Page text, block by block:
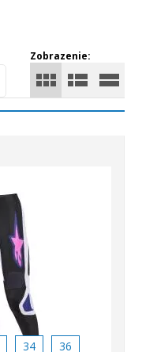
Zobrazenie:
34 36